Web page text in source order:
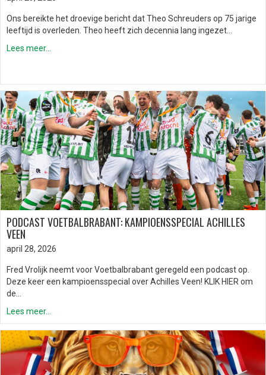
Ons bereikte het droevige bericht dat Theo Schreuders op 75 jarige
leeftijd is overleden. Theo heeft zich decennia lang ingezet…
Lees meer...
PODCAST VOETBALBRABANT: KAMPIOENSSPECIAL ACHILLES
VEEN
april 28, 2026
Fred Vrolijk neemt voor Voetbalbrabant geregeld een podcast op.
Deze keer een kampioensspecial over Achilles Veen! KLIK HIER om
de…
Lees meer...